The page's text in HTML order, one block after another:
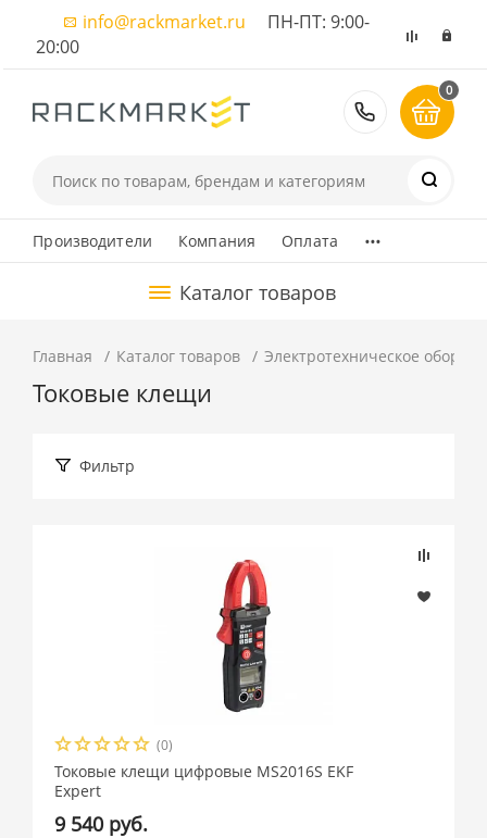
info@rackmarket.ru ПН-ПТ: 9:00-
20:00
8 (495)
0
Производители Компания Оплата ...
Каталог товаров
Главная Каталог товаров Электротехническое
Токовые клещи
Фильтр
Производитель
EKF (
(0)
Токовые клещи цифровые MS2016S EKF
Expert
9 540 руб.